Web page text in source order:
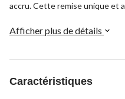
accru. Cette remise unique et
réduit l'accumulation d'eau et
Afficher plus de détails
Caractéristiques